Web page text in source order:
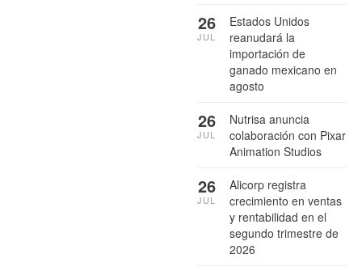
Estados Unidos
reanudará la
importación de
ganado mexicano en
agosto
26
JUL
Nutrisa anuncia
colaboración con Pixar
Animation Studios
26
JUL
Alicorp registra
crecimiento en ventas
y rentabilidad en el
segundo trimestre de
2026
26
JUL